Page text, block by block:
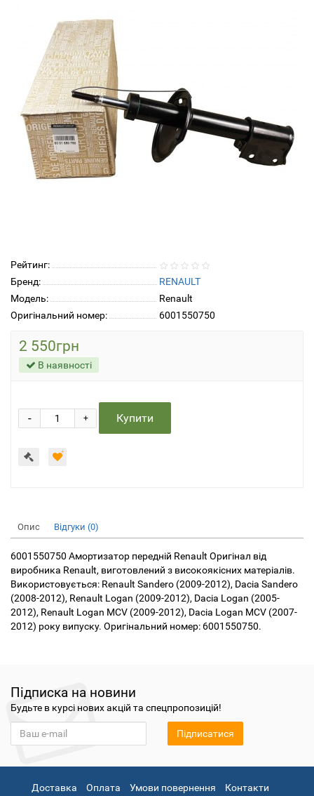
Рейтинг:
Бренд:
RENAULT
Модель:
Renault
Оригінальний номер:
6001550750
2 550грн
В наявності
+
- Купити
Опис Відгуки (0)
6001550750 Амортизатор передній Renault Оригінал від
виробника Renault, виготовлений з високоякісних матеріалів.
Використовується: Renault Sandero (2009-2012), Dacia Sandero
(2008-2012), Renault Logan (2009-2012), Dacia Logan (2005-
2012), Renault Logan MCV (2009-2012), Dacia Logan MCV (2007-
2012) року випуску. Оригінальний номер: 6001550750.
Підписка на новини
Будьте в курсі нових акцій та спецпропозицій!
Підписатися
Доставка Оплата Умови повернення Контакти